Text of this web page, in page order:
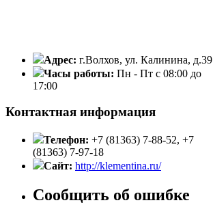
Адрес: г.Волхов, ул. Калинина, д.39
Часы работы: Пн - Пт с 08:00 до
17:00
Контактная информация
Телефон: +7 (81363) 7-88-52, +7
(81363) 7-97-18
Сайт: http://klementina.ru/
Сообщить об ошибке